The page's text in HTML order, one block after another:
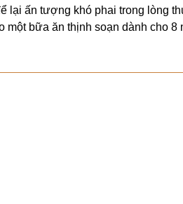
lại ấn tượng khó phai trong lòng
một bữa ăn thịnh soạn dành cho